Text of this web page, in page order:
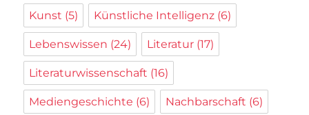
Kunst (5) Künstliche Intelligenz (6)
Lebenswissen (24) Literatur (17)
Literaturwissenschaft (16)
Mediengeschichte (6) Nachbarschaft (6)